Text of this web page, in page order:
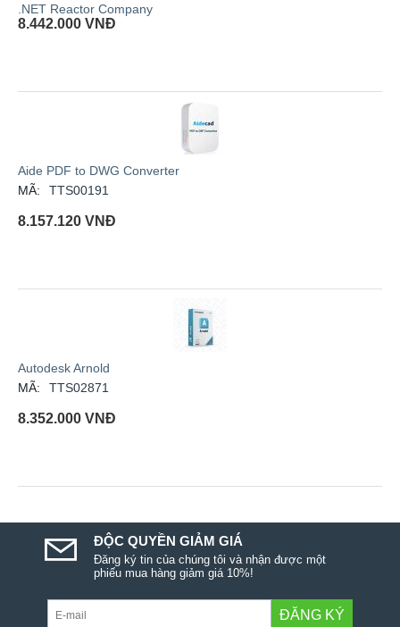
.NET Reactor Company
8.442.000 VNĐ
Aide PDF to DWG Converter
MÃ:
TTS00191
8.157.120 VNĐ
Autodesk Arnold
MÃ:
TTS02871
8.352.000 VNĐ
ĐỘC QUYỀN GIẢM GIÁ
Đăng ký tin của chúng tôi và nhận được một
phiếu mua hàng giảm giá 10%!
ĐĂNG KÝ